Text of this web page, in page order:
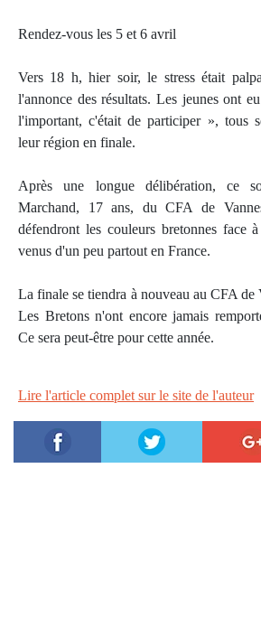
Rendez-vous les 5 et 6 avril
Vers 18 h, hier soir, le stress était
l'annonce des résultats. Les jeunes ont
l'important, c'était de participer », tous
leur région en finale.
Après une longue délibération, ce
Marchand, 17 ans, du CFA de
défendront les couleurs bretonnes face
venus d'un peu partout en France.
La finale se tiendra à nouveau au CFA de
Les Bretons n'ont encore jamais
Ce sera peut-être pour cette année.
Lire l'article complet sur le site de l'auteur